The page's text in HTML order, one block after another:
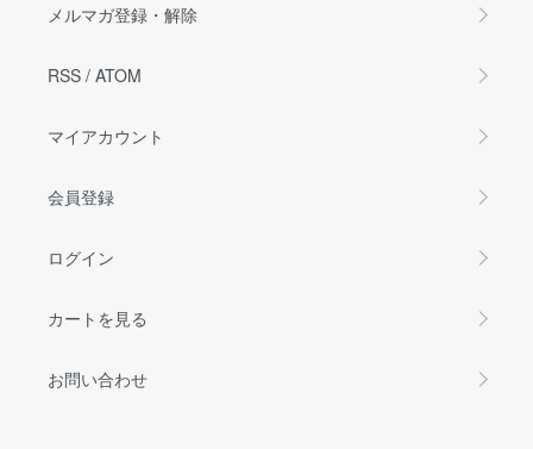
メルマガ登録・解除
RSS / ATOM
マイアカウント
会員登録
ログイン
カートを見る
お問い合わせ